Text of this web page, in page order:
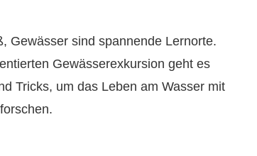
Gewässer sind spannende Lernorte.
Gewässerexkursion geht es
Tricks, um das Leben am Wasser mit